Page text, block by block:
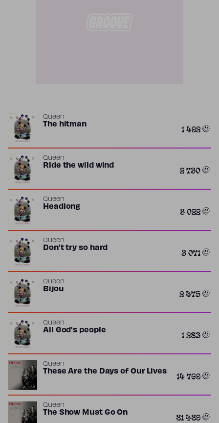
Queen
The hitman 1 492
Queen
Ride the wild wind 2 730
Queen
Headlong 3 022
Queen
Don't try so hard 3 071
Queen
Bijou 2 475
Queen
All God's people 1 283
Queen
These Are the Days of Our Lives 14 769
Queen
The Show Must Go On 81 489